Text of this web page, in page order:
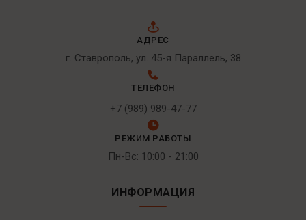
АДРЕС
г. Ставрополь, ул. 45-я Параллель, 38
ТЕЛЕФОН
+7 (989) 989-47-77
РЕЖИМ РАБОТЫ
Пн-Вс: 10:00 - 21:00
ИНФОРМАЦИЯ